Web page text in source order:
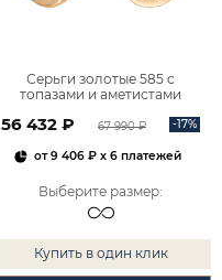
Серьги золотые 585 с
топазами и аметистами
56 432 ₽ 67 990 ₽ -17%
от9 406 ₽x 6 платежей
Выберите размер:
Купить в один клик